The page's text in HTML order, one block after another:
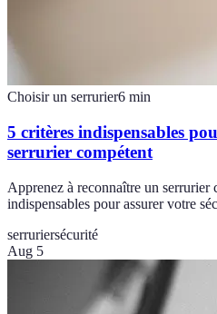
Choisir un serrurier6 min
5 critères indispensables
serrurier compétent
Apprenez à reconnaître un serrurier
indispensables pour assurer votre
serruriersécurité
Aug 5